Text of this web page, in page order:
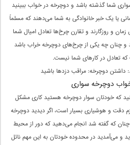
شما گذشته باشد و دوچرخه در خواب ببینید
یا یک خبر خانوادگی به شما می‌دهند که مسلماً
و روزگارند و تقارن چرخ‌ها تعادل امیال شما
و چنان چه یکی از چرخ‌های دوچرخه خراب باشد
تعادل در کارهای شما نیست.
داشتن دوچرخه: مراقب دزدها باشید
دوچرخه سواری
که خودتان سوار دوچرخه هستید کاری مشکل
دقت و هوشیاری بسیار است، اگر دیدید دوچرخه
که گفته شد انجام می‌دهید که دور از محیط
و می‌آمدید در محدوده خودتان به این مهم نائل